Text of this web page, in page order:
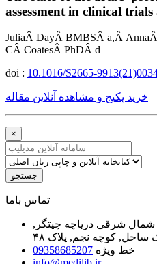
assessment in clinical
JuliaÂ DayÂ BMBSÂ a,Â
CÂ CoatesÂ PhDÂ d
doi : 10.1016/S2665-
خرید پکیج و مشاهده آنلاین مقاله
×
جستجو
ﺗﻤﺎﺱ ﺑﺎﻣﺎ
شرقی دریاچه چیتگر,
کوچه نجم, پلاک ۴۸
خط ویژه 09358685207